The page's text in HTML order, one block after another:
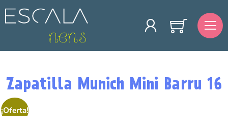
Zapatilla Munich Mini Barru 16
¡Oferta!